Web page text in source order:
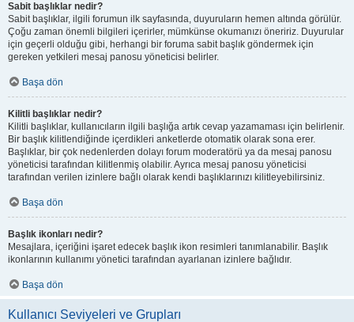
Sabit başlıklar nedir?
Sabit başlıklar, ilgili forumun ilk sayfasında, duyuruların hemen altında görülür.
Çoğu zaman önemli bilgileri içerirler, mümkünse okumanızı öneririz. Duyurular
için geçerli olduğu gibi, herhangi bir foruma sabit başlık göndermek için
gereken yetkileri mesaj panosu yöneticisi belirler.
Başa dön
Kilitli başlıklar nedir?
Kilitli başlıklar, kullanıcıların ilgili başlığa artık cevap yazamaması için belirlenir.
Bir başlık kilitlendiğinde içerdikleri anketlerde otomatik olarak sona erer.
Başlıklar, bir çok nedenlerden dolayı forum moderatörü ya da mesaj panosu
yöneticisi tarafından kilitlenmiş olabilir. Ayrıca mesaj panosu yöneticisi
tarafından verilen izinlere bağlı olarak kendi başlıklarınızı kilitleyebilirsiniz.
Başa dön
Başlık ikonları nedir?
Mesajlara, içeriğini işaret edecek başlık ikon resimleri tanımlanabilir. Başlık
ikonlarının kullanımı yönetici tarafından ayarlanan izinlere bağlıdır.
Başa dön
Kullanıcı Seviyeleri ve Grupları